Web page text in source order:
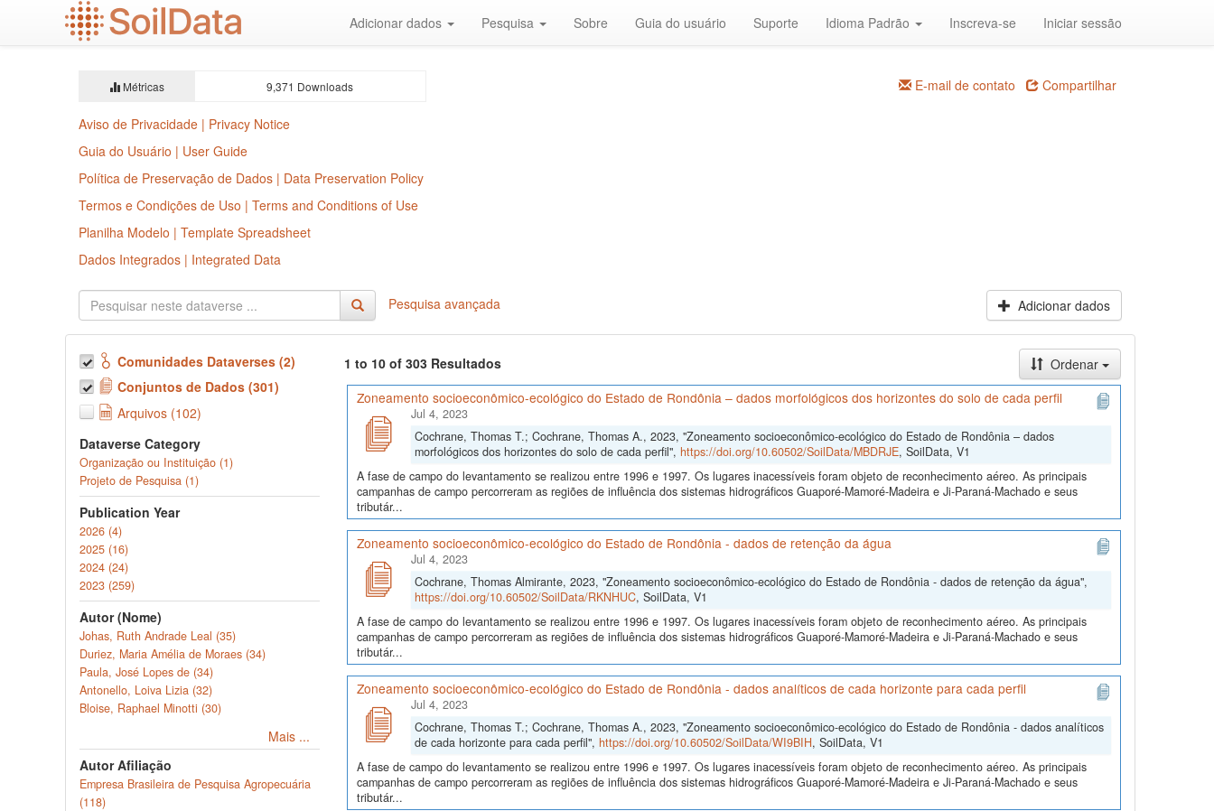
Adicionar dados Pesquisa Sobre Guia do usuário Suporte Idioma Padrão Inscreva-se Iniciar sessão
Métricas 9,371 Downloads E-mail de contato Compartilhar
Aviso de Privacidade | Privacy Notice
Guia do Usuário | User Guide
Política de Preservação de Dados | Data Preservation Policy
Termos e Condições de Uso | Terms and Conditions of Use
Planilha Modelo | Template Spreadsheet
Dados Integrados | Integrated Data
Pesquisa avançada Adicionar dados
Comunidades Dataverses (2)
Conjuntos de Dados (301)
Arquivos (102)
Dataverse Category
Organização ou Instituição (1)
Projeto de Pesquisa (1)
Publication Year
2026 (4)
2025 (16)
2024 (24)
2023 (259)
Autor (Nome)
Johas, Ruth Andrade Leal (35)
Duriez, Maria Amélia de Moraes (34)
Paula, José Lopes de (34)
Antonello, Loiva Lizia (32)
Bloise, Raphael Minotti (30)
Mais ...
Autor Afiliação
Empresa Brasileira de Pesquisa Agropecuária
(118)
1 to 10 of 303 Resultados
Ordenar
Zoneamento socioeconômico-ecológico do Estado de Rondônia – dados morfológicos dos horizontes do solo de cada perfil
Jul 4, 2023
Cochrane, Thomas T.; Cochrane, Thomas A., 2023, "Zoneamento socioeconômico-ecológico do Estado de Rondônia – dados
morfológicos dos horizontes do solo de cada perfil", https://doi.org/10.60502/SoilData/MBDRJE, SoilData, V1
A fase de campo do levantamento se realizou entre 1996 e 1997. Os lugares inacessíveis foram objeto de reconhecimento aéreo. As principais
campanhas de campo percorreram as regiões de influência dos sistemas hidrográficos Guaporé-Mamoré-Madeira e Ji-Paraná-Machado e seus
tributár...
Zoneamento socioeconômico-ecológico do Estado de Rondônia - dados de retenção da água
Jul 4, 2023
Cochrane, Thomas Almirante, 2023, "Zoneamento socioeconômico-ecológico do Estado de Rondônia - dados de retenção da água",
https://doi.org/10.60502/SoilData/RKNHUC, SoilData, V1
A fase de campo do levantamento se realizou entre 1996 e 1997. Os lugares inacessíveis foram objeto de reconhecimento aéreo. As principais
campanhas de campo percorreram as regiões de influência dos sistemas hidrográficos Guaporé-Mamoré-Madeira e Ji-Paraná-Machado e seus
tributár...
Zoneamento socioeconômico-ecológico do Estado de Rondônia - dados analíticos de cada horizonte para cada perfil
Jul 4, 2023
Cochrane, Thomas T.; Cochrane, Thomas A., 2023, "Zoneamento socioeconômico-ecológico do Estado de Rondônia - dados analíticos
de cada horizonte para cada perfil", https://doi.org/10.60502/SoilData/WI9BIH, SoilData, V1
A fase de campo do levantamento se realizou entre 1996 e 1997. Os lugares inacessíveis foram objeto de reconhecimento aéreo. As principais
campanhas de campo percorreram as regiões de influência dos sistemas hidrográficos Guaporé-Mamoré-Madeira e Ji-Paraná-Machado e seus
tributár...